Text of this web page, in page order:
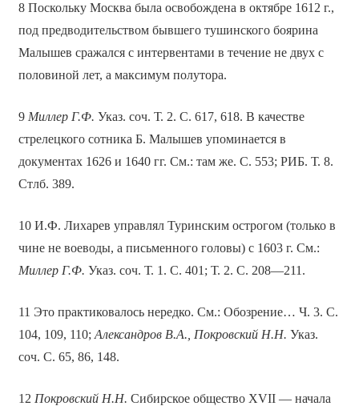
8 Поскольку Москва была освобождена в октябре 1612 г.,
под предводительством бывшего тушинского боярина
Малышев сражался с интервентами в течение не двух с
половиной лет, а максимум полутора.
9 Миллер Г.Ф. Указ. соч. Т. 2. С. 617, 618. В качестве
стрелецкого сотника Б. Малышев упоминается в
документах 1626 и 1640 гг. См.: там же. С. 553; РИБ. Т. 8.
Стлб. 389.
10 И.Ф. Лихарев управлял Туринским острогом (только в
чине не воеводы, а письменного головы) с 1603 г. См.:
Миллер Г.Ф. Указ. соч. Т. 1. С. 401; Т. 2. С. 208—211.
11 Это практиковалось нередко. См.: Обозрение… Ч. 3. С.
104, 109, 110; Александров В.А., Покровский Н.Н. Указ.
соч. С. 65, 86, 148.
12 Покровский Н.Н. Сибирское общество XVII — начала